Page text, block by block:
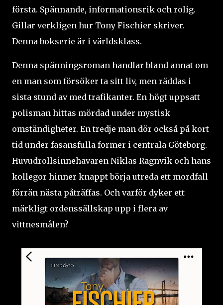
första. Spännande, informationsrik och rolig.
Gillar verkligen hur Tony Fischier skriver.
Denna bokserie är i världsklass.
Denna spänningsroman handlar bland annat om
en man som försöker ta sitt liv, men räddas i
sista stund av med trafikanter. En högt uppsatt
polisman hittas mördad under mystisk
omständigheter. En tredje man dör också på kort
tid under fasansfulla former i centrala Göteborg.
Huvudrollsinnehavaren Niklas Ragnvik och hans
kollegor hinner knappt börja utreda ett mordfall
förrän nästa påträffas. Och varför dyker ett
märkligt ordenssällskap upp i flera av
vittnesmålen?